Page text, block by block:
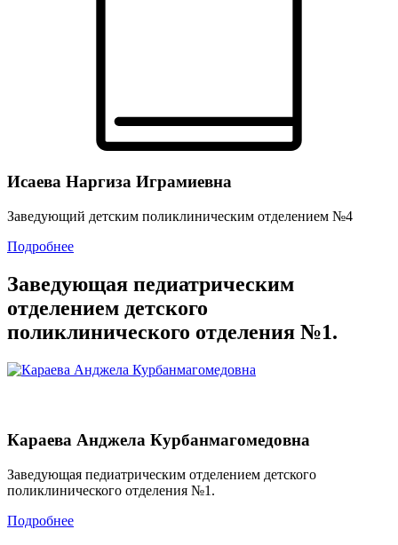
Исаева Наргиза Играмиевна
Заведующий детским поликлиническим отделением №4
Подробнее
Заведующая педиатрическим
отделением детского
поликлинического отделения №1.
Караева Анджела Курбанмагомедовна
Заведующая педиатрическим отделением детского
поликлинического отделения №1.
Подробнее